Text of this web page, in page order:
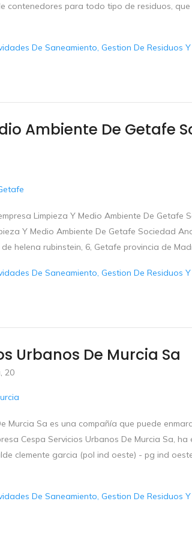
contenedores para todo tipo de residuos,
De Saneamiento, Gestion De Residuos
Ambiente De Getafe
Limpieza Y Medio Ambiente De Getafe
Y Medio Ambiente De Getafe Sociedad
helena rubinstein, 6, Getafe provincia de
De Saneamiento, Gestion De Residuos
Urbanos De Murcia Sa
20
Murcia Sa es una compañía que puede
Cespa Servicios Urbanos De Murcia Sa,
clemente garcia (pol ind oeste) - pg ind
De Saneamiento, Gestion De Residuos